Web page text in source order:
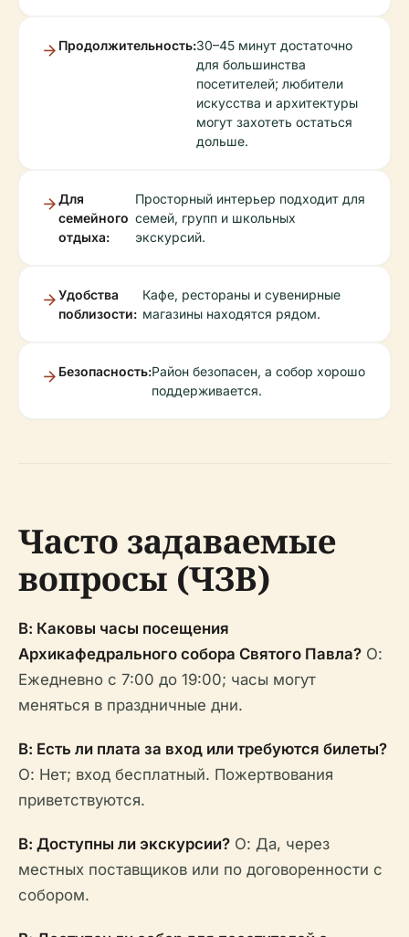
Продолжительность:30–45 минут достаточно
для большинства
посетителей; любители
искусства и архитектуры
могут захотеть остаться
дольше.
Для
семейного
отдыха:
Просторный интерьер подходит для
семей, групп и школьных
экскурсий.
Удобства
поблизости:
Кафе, рестораны и сувенирные
магазины находятся рядом.
Безопасность:Район безопасен, а собор хорошо
поддерживается.
Часто задаваемые
вопросы (ЧЗВ)
В: Каковы часы посещения
Архикафедрального собора Святого Павла? О:
Ежедневно с 7:00 до 19:00; часы могут
меняться в праздничные дни.
В: Есть ли плата за вход или требуются билеты?
О: Нет; вход бесплатный. Пожертвования
приветствуются.
В: Доступны ли экскурсии? О: Да, через
местных поставщиков или по договоренности с
собором.